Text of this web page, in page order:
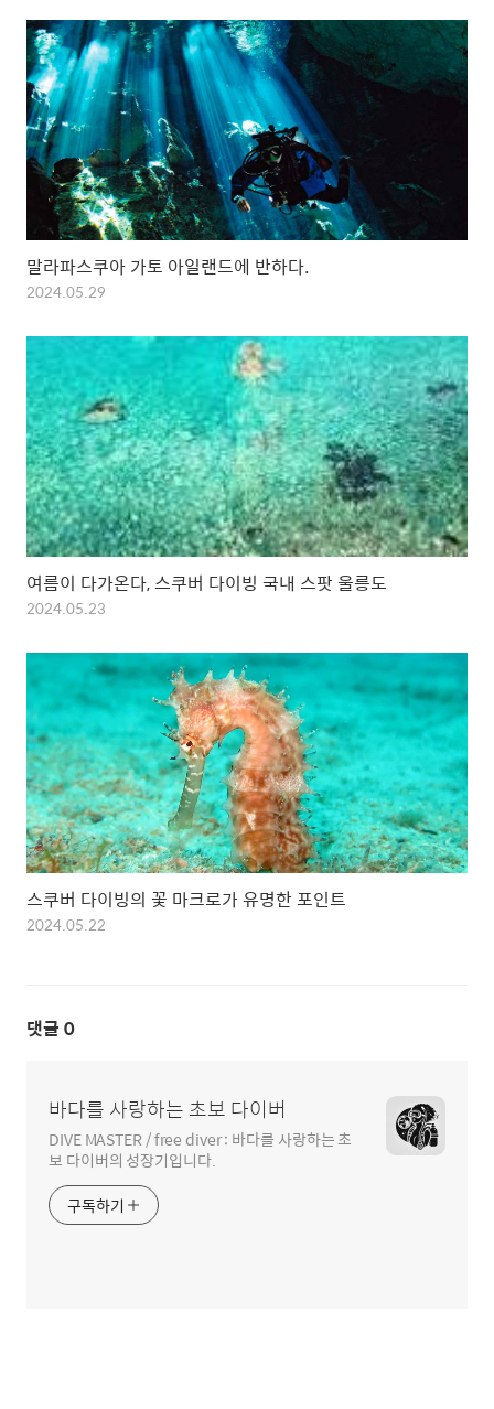
말라파스쿠아 가토 아일랜드에 반하다.
2024.05.29
여름이 다가온다, 스쿠버 다이빙 국내 스팟 울릉도
2024.05.23
스쿠버 다이빙의 꽃 마크로가 유명한 포인트
2024.05.22
댓글 0
바다를 사랑하는 초보 다이버
DIVE MASTER / free diver : 바다를 사랑하는 초
보 다이버의 성장기입니다.
구독하기